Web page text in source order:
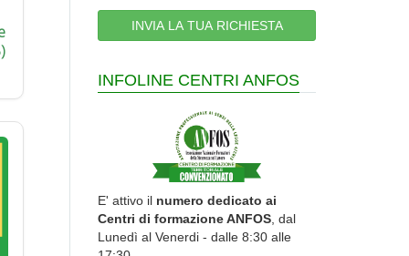
INFOLINE CENTRI ANFOS
E' attivo il numero dedicato ai
Centri di formazione ANFOS , dal
Lunedì al Venerdi - dalle 8:30 alle